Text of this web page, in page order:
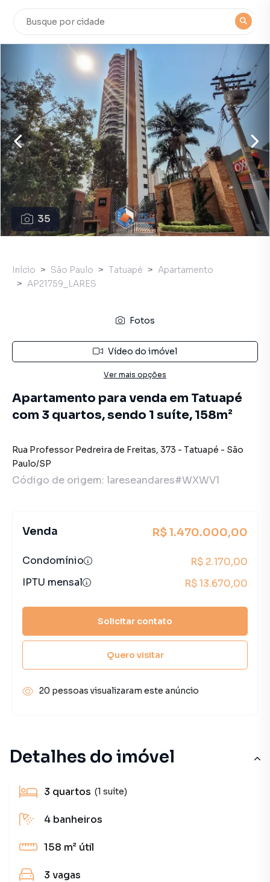
35
Detalhes do imóvel
3 quartos (1 suíte)
4 banheiros
158 m² útil
3 vagas
Início São Paulo Tatuapé
Apartamento
AP21759_LARES
Fotos
Vídeo do imóvel
Ver mais opções
Apartamento para venda em Tatuapé
com 3 quartos, sendo 1 suíte, 158m²
Rua Professor Pedreira de Freitas, 373 - Tatuapé - São
Paulo/SP
Código de origem: lareseandares#WXWV1
Venda R$ 1.470.000,00
Condomínio
R$ 2.170,00
IPTU mensal
R$ 13.670,00
Solicitar contato
Quero visitar
20 pessoas visualizaram este anúncio